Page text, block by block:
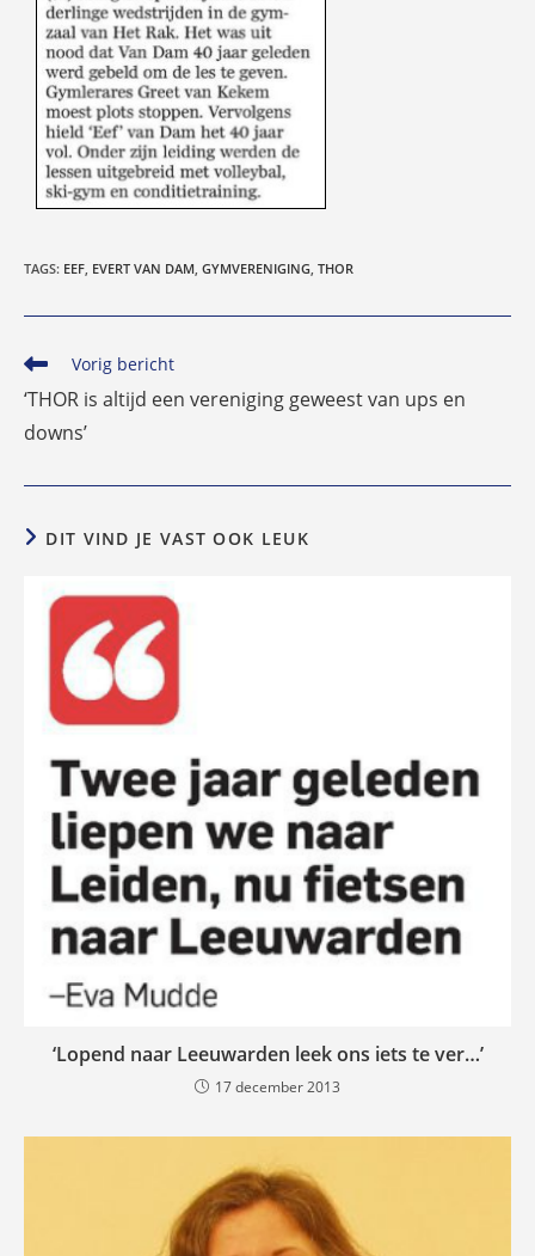
TAGS: EEF EVERT VAN DAM GYMVERENIGING THOR
Lees
artikelen
Vorig bericht
‘THOR is altijd een vereniging geweest van ups en
downs’
DIT VIND JE VAST OOK LEUK
‘Lopend naar Leeuwarden leek ons iets te ver…’
17 december 2013